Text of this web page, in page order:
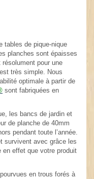
tables de pique-nique
planches sont épaisses
pour une
très simple. Nous
optimale à partir de
sont fabriquées en
les bancs de jardin et
de planche de 40mm
pendant toute l’année.
survivent avec grâce les
effet que votre produit
en trous forés à